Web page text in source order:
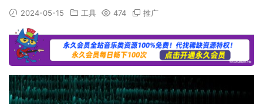
2024-05-15 工具 474 推广